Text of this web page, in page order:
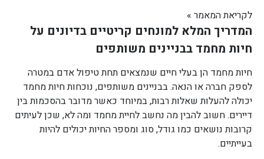
לקריאת המאמר »
המדריך המלא למונחים קריטיים בדיונים על
חיות מחמד בבניינים משותפים
חיות מחמד הן בעלי חיים שנמצאים תחת טיפול אדם במטרה
לספק חברה או הנאה. בבניינים משותפים, נוכחות חיות מחמד
יכולה להעלות שאלות רבות, במיוחד כאשר מדובר בהסכמות בין
דיירים. חשוב להבין מה נחשב לחיית מחמד ומה לא, שכן לעיתים
קרובות נושאים כמו גודל, סוג ומספר החיות יכולים להיות
בעייתיים.